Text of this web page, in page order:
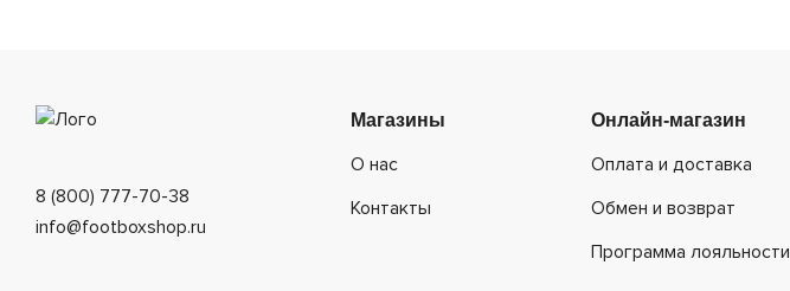
8 (800) 777-70-38
info@footboxshop.ru
Магазины
О нас
Контакты
Онлайн-магазин
Оплата и доставка
Обмен и возврат
Программа лояльности